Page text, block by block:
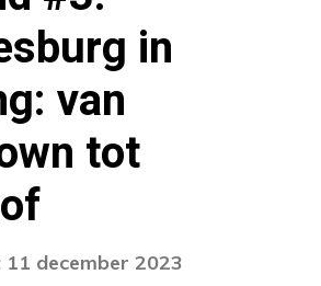
in
van
tot
december 2023